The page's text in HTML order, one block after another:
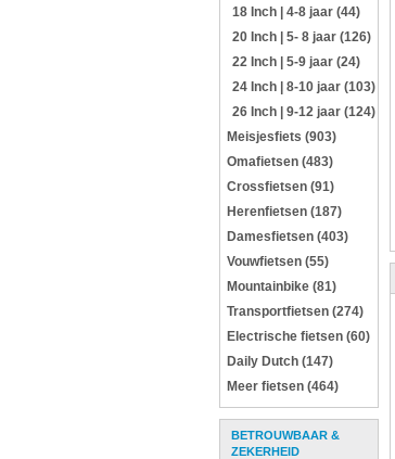
18 Inch | 4-8 jaar (44)
20 Inch | 5- 8 jaar (126)
22 Inch | 5-9 jaar (24)
24 Inch | 8-10 jaar (103)
26 Inch | 9-12 jaar (124)
Meisjesfiets (903)
Omafietsen (483)
Crossfietsen (91)
Herenfietsen (187)
Damesfietsen (403)
Vouwfietsen (55)
Mountainbike (81)
Transportfietsen (274)
Electrische fietsen (60)
Daily Dutch (147)
Meer fietsen (464)
BETROUWBAAR &
ZEKERHEID